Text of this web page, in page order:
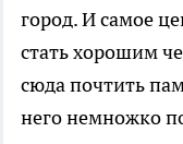
город. И самое
стать хорошим
сюда почтить
него немножко